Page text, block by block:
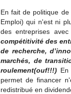
En fait de politique
Emploi) qui n'est ni
des entreprises
compétitivité des
de recherche,
marchés, de
roulement(ouf!!!)
permet de financer
redistribué en